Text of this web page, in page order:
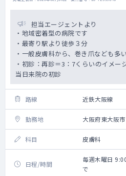
担当エージェントより
・地域密着型の病院です
・最寄り駅より徒歩３分
・一般皮膚科から、巻き爪なども多
・初診：再診＝3：7くらいのイメ
当日来院の初診
路線 近鉄大阪線
勤務地 大阪府東大阪市
科目 皮膚科
日程/時間
毎週木曜日
で